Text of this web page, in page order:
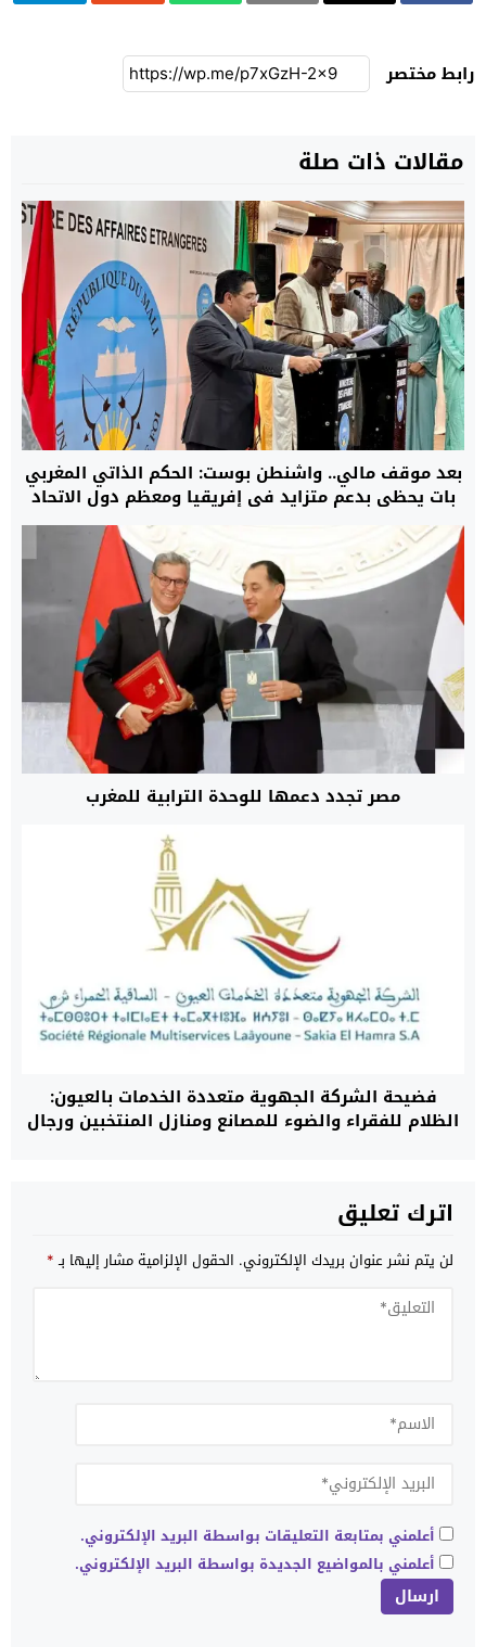
رابط مختصر
مقالات ذات صلة
بعد موقف مالي.. واشنطن بوست: الحكم الذاتي المغربي
بات يحظى بدعم متزايد في إفريقيا ومعظم دول الاتحاد
مصر تجدد دعمها للوحدة الترابية للمغرب
فضيحة الشركة الجهوية متعددة الخدمات بالعيون:
الظلام للفقراء والضوء للمصانع ومنازل المنتخبين ورجال
اترك تعليق
لن يتم نشر عنوان بريدك الإلكتروني. الحقول الإلزامية مشار إليها بـ*
أعلمني بمتابعة التعليقات بواسطة البريد الإلكتروني.
أعلمني بالمواضيع الجديدة بواسطة البريد الإلكتروني.